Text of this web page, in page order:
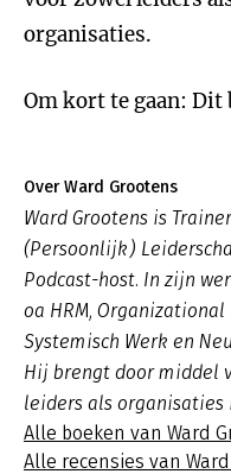
organisaties.
Om kort te gaan: Dit
Over Ward Grootens
Ward Grootens is
(Persoonlijk)
Podcast-host. In zijn
oa HRM,
Systemisch Werk en
Hij brengt door middel
leiders als organisaties
Alle boeken van Ward
Alle recensies van